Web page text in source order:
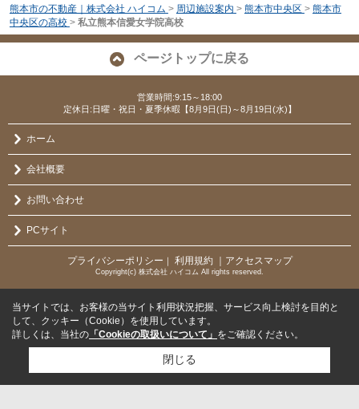
熊本市の不動産｜株式会社 ハイコム > 周辺施設案内 > 熊本市中央区 > 熊本市
中央区の高校 > 私立熊本信愛女学院高校
ページトップに戻る
営業時間:9:15～18:00
定休日:日曜・祝日・夏季休暇【8月9日(日)～8月19日(水)】
ホーム
会社概要
お問い合わせ
PCサイト
プライバシーポリシー ｜ 利用規約 ｜アクセスマップ
Copyright(c) 株式会社 ハイコム All rights reserved.
当サイトでは、お客様の当サイト利用状況把握、サービス向上検討を目的と
して、クッキー（Cookie）を使用しています。
詳しくは、当社の 「Cookieの取扱いについて」 をご確認ください。
閉じる